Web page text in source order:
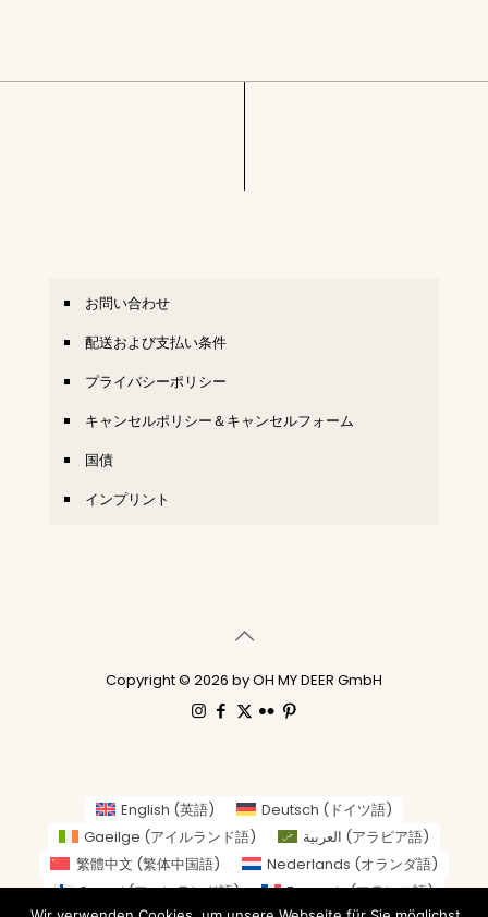
お問い合わせ
配送および支払い条件
プライバシーポリシー
キャンセルポリシー＆キャンセルフォーム
国債
インプリント
Copyright © 2026 by OH MY DEER GmbH
English (英語) Deutsch ( ドイツ語)
Gaeilge (アイルランド語) العربية (アラビア語)
繁體中文 (繁体中国語) Nederlands (オランダ語)
Suomi(フィンランド語) Français(フランス語)